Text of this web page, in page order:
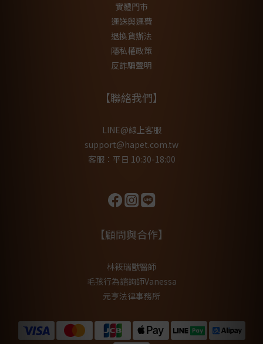
實體門市
運送與運費
退換貨辦法
隱私權政策
反詐騙聲明
【聯絡我們】
LINE@線上客服
support@hapet.com.tw
客服：平日 10:30-18:00
【顧問與合作】
林筱瑞獸醫師
毛孩行為諮詢師Vanessa
元亨法律事務所